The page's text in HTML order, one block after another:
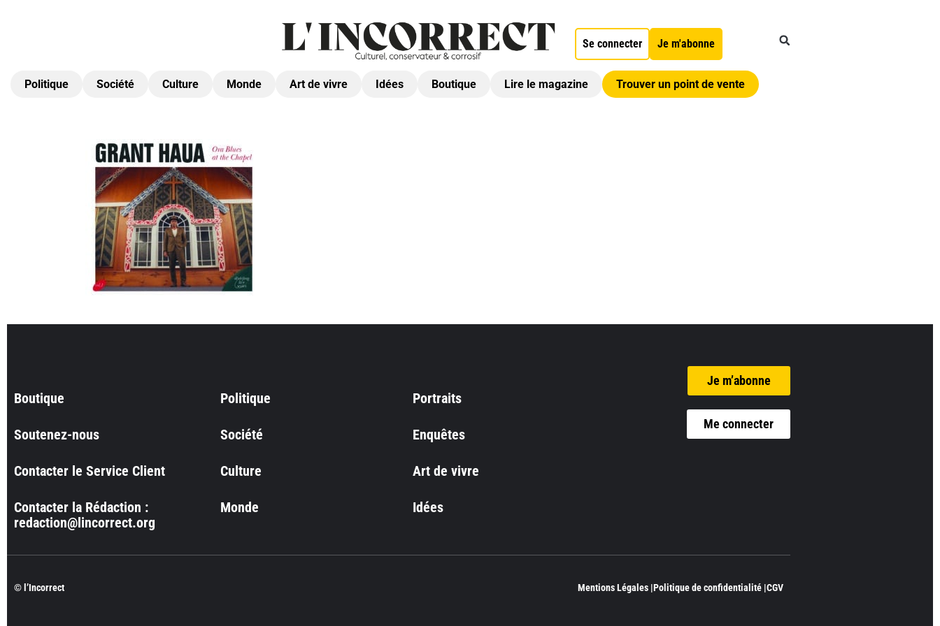
Se connecter Je m'abonne
Politique Société Culture Monde Art de vivre Idées Boutique Lire le magazine Trouver un point de vente
Boutique
Soutenez-nous
Contacter le Service Client
Contacter la Rédaction :
redaction@lincorrect.org
Politique
Société
Culture
Monde
Portraits
Enquêtes
Art de vivre
Idées
Je m’abonne
Me connecter
© l’Incorrect Mentions Légales |Politique de confidentialité |CGV